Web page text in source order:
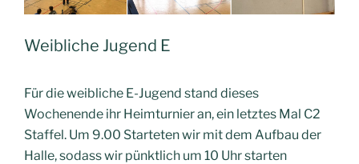
Weibliche Jugend E
Für die weibliche E-Jugend stand dieses
Wochenende ihr Heimturnier an, ein letztes Mal C2
Staffel. Um 9.00 Starteten wir mit dem Aufbau der
Halle, sodass wir pünktlich um 10 Uhr starten